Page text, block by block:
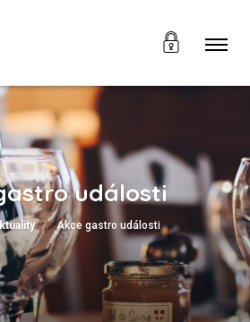
události
Akce gastro události